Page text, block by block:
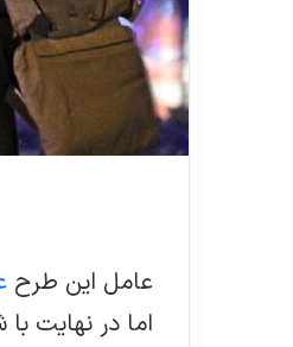
عامل این طرح
اما در نهایت